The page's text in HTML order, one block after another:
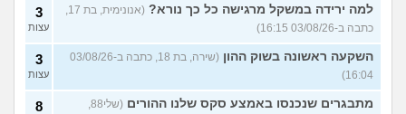
למה ירידה במשקל מרגישה כל כך נורא?
כתבה ב-03/08/26 16:15)
3
עצות
השקעה ראשונה בשוק ההון
(שירה, בת 18, כתבה ב-03/08/26
16:04)
3
עצות
מתבגרים שנכנסו באמצע סקס שלנו ההורים 8